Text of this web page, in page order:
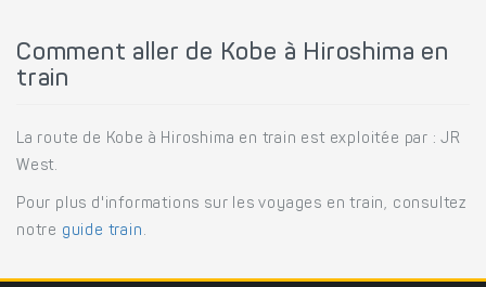
Comment aller de Kobe à Hiroshima en
train
La route de Kobe à Hiroshima en train est exploitée par : JR
West.
Pour plus d'informations sur les voyages en train, consultez
notre guide train .